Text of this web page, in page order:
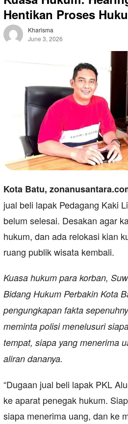
Hentikan Proses
Kharisma
June 3, 2026
Kota Batu,
jual beli lapak Pedagang Kaki
belum selesai. Desakan agar
hukum, dan ada relokasi kian
ruang publik wisata kembali.
Kuasa hukum para korban,
Bidang Hukum Perbakin Kota
pengungkapan fakta
meminta polisi menelusuri
tempat, siapa yang menerima
aliran dananya.
“Dugaan jual beli lapak PKL
ke aparat penegak hukum.
siapa menerima uang, dan ke